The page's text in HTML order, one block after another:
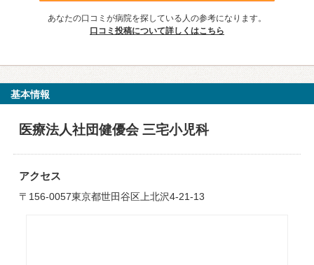
あなたの口コミが病院を探している人の参考になります。
口コミ投稿について詳しくはこちら
基本情報
医療法人社団健優会 三宅小児科
アクセス
〒156-0057東京都世田谷区上北沢4-21-13